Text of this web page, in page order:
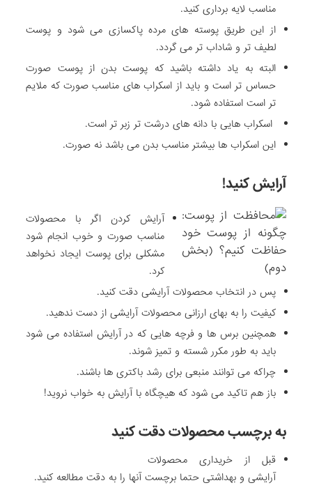
مناسب لایه برداری کنید.
از این طریق پوسته های مرده پاکسازی می شود و پوست
لطیف تر و شاداب تر می گردد.
البته به یاد داشته باشید که پوست بدن از پوست صورت
حساس تر است و باید از اسکراب های مناسب صورت که ملایم
تر است استفاده شود.
اسکراب هایی با دانه های درشت تر زبر تر است.
این اسکراب ها بیشتر مناسب بدن می باشد نه صورت.
آرایش کنید!
آرایش کردن اگر با محصولات
مناسب صورت و خوب انجام شود
مشکلی برای پوست ایجاد نخواهد
کرد.
پس در انتخاب محصولات آرایشی دقت کنید.
کیفیت را به بهای ارزانی محصولات آرایشی از دست ندهید.
همچنین برس ها و فرچه هایی که در آرایش استفاده می شود
باید به طور مکرر شسته و تمیز شوند.
چراکه می توانند منبعی برای رشد باکتری ها باشند.
باز هم تاکید می شود که هیچگاه با آرایش به خواب نروید!
به برچسب محصولات دقت کنید
قبل از خریداری محصولات
آرایشی و بهداشتی حتما برچست آنها را به دقت مطالعه کنید.